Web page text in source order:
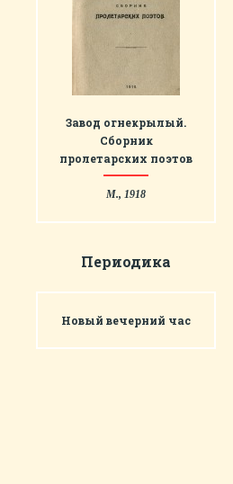
Завод огнекрылый.
Сборник
пролетарских поэтов
М., 1918
Периодика
Новый вечерний час